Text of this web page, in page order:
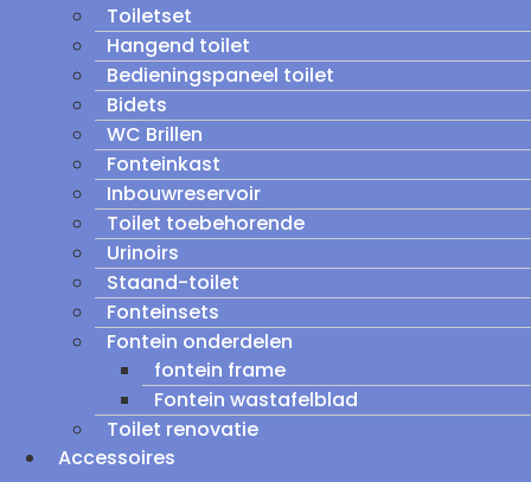
Toiletset
Hangend toilet
Bedieningspaneel toilet
Bidets
WC Brillen
Fonteinkast
Inbouwreservoir
Toilet toebehorende
Urinoirs
Staand-toilet
Fonteinsets
Fontein onderdelen
fontein frame
Fontein wastafelblad
Toilet renovatie
Accessoires